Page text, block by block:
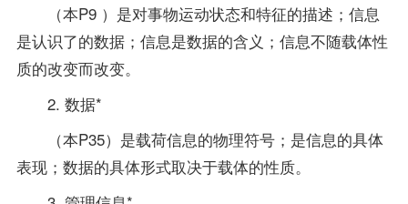
（本P9 ）是对事物运动状态和特征的描述；信息
是认识了的数据；信息是数据的含义；信息不随载体性
质的改变而改变。
2. 数据*
（本P35）是载荷信息的物理符号；是信息的具体
表现；数据的具体形式取决于载体的性质。